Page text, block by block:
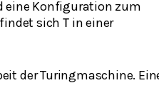
eine Konfiguration zum
sichT in einer
der Turingmaschine.